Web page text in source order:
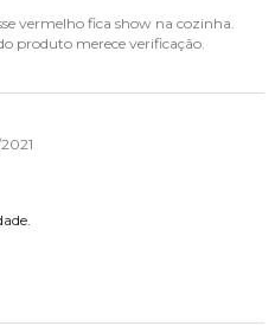
vermelho fica show na cozinha.
produto merece verificação.